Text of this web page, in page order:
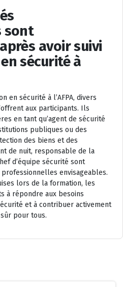
sont
avoir suivi
sécurité à
en sécurité à l’AFPA, divers
aux participants. Ils
en tant qu’agent de sécurité
publiques ou des
des biens et des
de nuit, responsable de la
d’équipe sécurité sont
envisageables.
lors de la formation, les
à répondre aux besoins
et à contribuer activement
pour tous.